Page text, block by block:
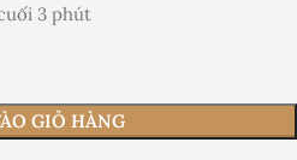
3 phút
GIỎ HÀNG